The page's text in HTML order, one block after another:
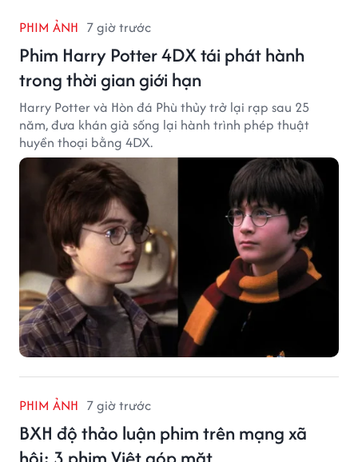
PHIM ẢNH 7 giờ trước
Phim Harry Potter 4DX tái phát hành
trong thời gian giới hạn
Harry Potter và Hòn đá Phù thủy trở lại rạp sau 25
năm, đưa khán giả sống lại hành trình phép thuật
huyền thoại bằng 4DX.
PHIM ẢNH 7 giờ trước
BXH độ thảo luận phim trên mạng xã